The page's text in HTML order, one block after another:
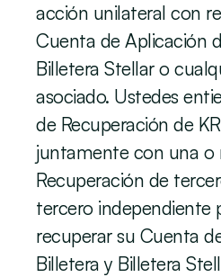
acción unilateral con
Cuenta de Aplicación
Billetera Stellar o
asociado. Ustedes
de Recuperación de
juntamente con una o
Recuperación de
tercero independiente
recuperar su Cuenta
Billetera y Billetera